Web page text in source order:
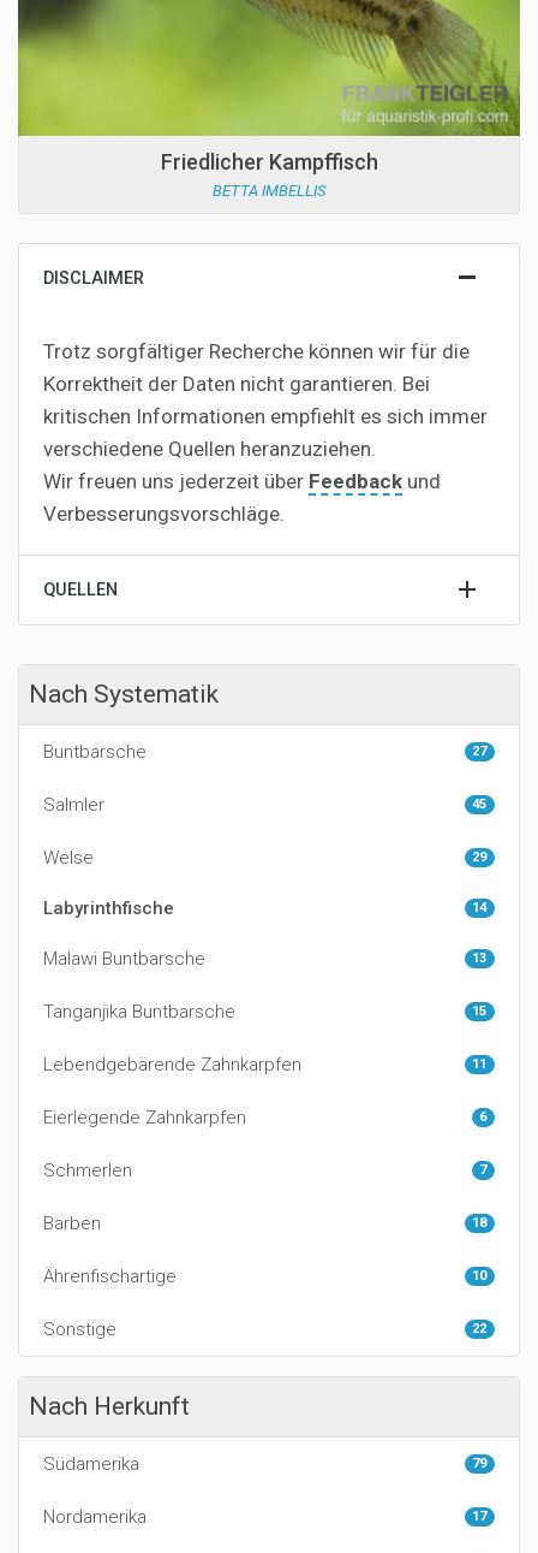
Friedlicher Kampffisch
BETTA IMBELLIS
DISCLAIMER
Trotz sorgfältiger Recherche können wir für die
Korrektheit der Daten nicht garantieren. Bei
kritischen Informationen empfiehlt es sich immer
verschiedene Quellen heranzuziehen.
Wir freuen uns jederzeit über Feedback und
Verbesserungsvorschläge.
QUELLEN
Nach Systematik
Buntbarsche 27
Salmler 45
Welse 29
Labyrinthfische 14
Malawi Buntbarsche 13
Tanganjika Buntbarsche 15
Lebendgebärende Zahnkarpfen 11
Eierlegende Zahnkarpfen 6
Schmerlen 7
Barben 18
Ährenfischartige 10
Sonstige 22
Nach Herkunft
Südamerika 79
Nordamerika 17